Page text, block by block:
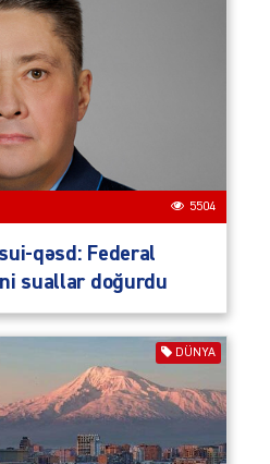
5504
qəsd: Federal
suallar doğurdu
DÜNYA